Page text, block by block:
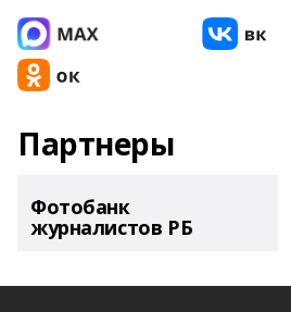
Партнеры
Фотобанк
журналистов РБ